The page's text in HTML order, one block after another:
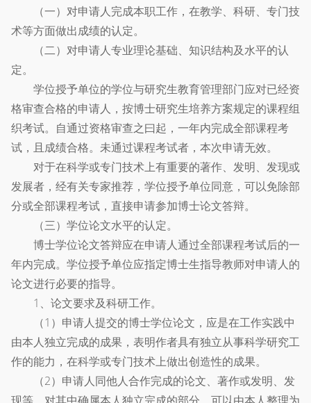
（一）对申请人完成本职工作，在教学、科研、专门技
术等方面做出成绩的认定。
（二）对申请人专业理论基础、知识结构及水平的认
定。
学位授予单位的学位与研究生教育管理部门应对已经资
格审查合格的申请人，按博士研究生培养方案规定的课程组
织考试。自通过资格审查之曰起，一年内完成全部课程考
试，且成绩合格。未通过课程考试者，本次申请无效。
对于在科学或专门技术上有重要的著作、发明、发现或
发展者，经有关专家推荐，学位授予单位同意，可以免除部
分或全部课程考试，直接申请参加博士论文答辩。
（三）学位论文水平的认定。
博士学位论文答辩应在申请人通过全部课程考试后的一
年内完成。学位授予单位应指定博士生指导教师对申请人的
论文进行必要的指导。
1、论文要求及科研工作。
（1）申请人提交的博士学位论文，应是在工作实践中
由本人独立完成的成果，表明作者具有独立从事科学研究工
作的能力，在科学或专门技术上做出创造性的成果。
（2）申请人同他人合作完成的论文、著作或发明、发